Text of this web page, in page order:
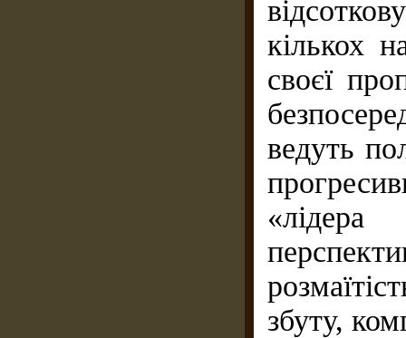
кількох
своєї
ведуть
збуту,